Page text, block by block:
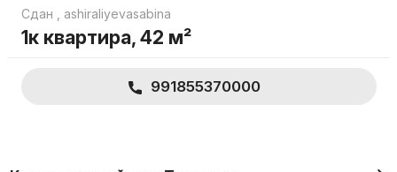
Сдан ashiraliyevasabina
1к квартира, 42 м²
991855370000